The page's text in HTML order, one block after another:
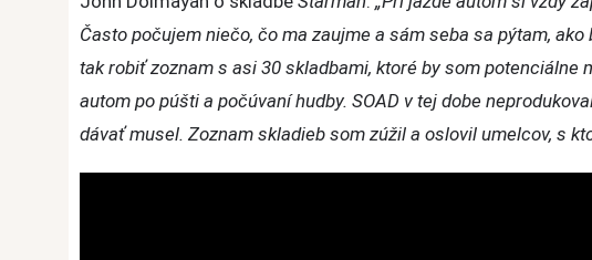
Bowieho
Často počujem niečo, čo ma zaujme a sám seba sa pýtam,
tak robiť zoznam s asi 30 skladbami, ktoré by som
autom po púšti a počúvaní hudby. SOAD v tej dobe
dávať musel. Zoznam skladieb som zúžil a oslovil umelcov, s